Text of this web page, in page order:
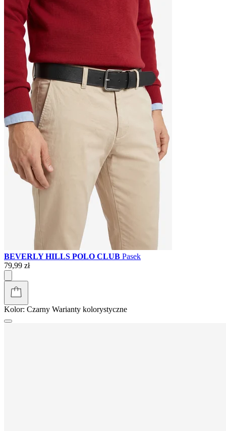
BEVERLY HILLS POLO CLUB Pasek
79,99 zł
Kolor: Czarny Warianty kolorystyczne